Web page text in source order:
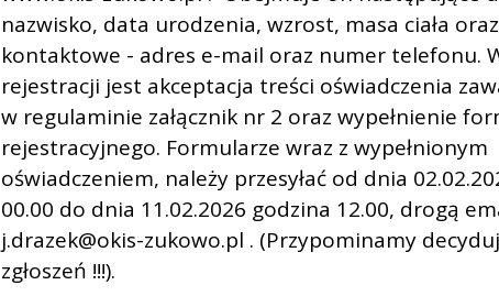
nazwisko, data urodzenia, wzrost, masa ciała
kontaktowe - adres e-mail oraz numer telefonu.
rejestracji jest akceptacja treści oświadczenia
w regulaminie załącznik nr 2 oraz wypełnienie
rejestracyjnego. Formularze wraz z wypełnionym
oświadczeniem, należy przesyłać od dnia
00.00 do dnia 11.02.2026 godzina 12.00, drogą
j.drazek@okis-zukowo.pl . (Przypominamy
zgłoszeń !!!).